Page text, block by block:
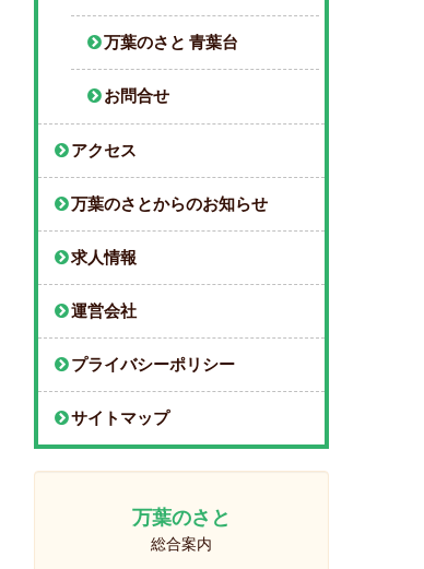
万葉のさと 青葉台
お問合せ
アクセス
万葉のさとからのお知らせ
求人情報
運営会社
プライバシーポリシー
サイトマップ
万葉のさと
総合案内